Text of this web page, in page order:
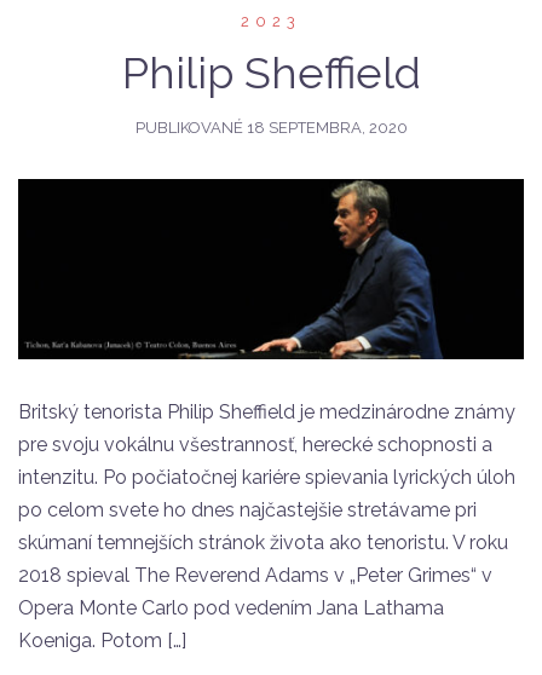
2023
Philip Sheffield
PUBLIKOVANÉ 18 SEPTEMBRA, 2020
Britský tenorista Philip Sheffield je medzinárodne známy
pre svoju vokálnu všestrannosť, herecké schopnosti a
intenzitu. Po počiatočnej kariére spievania lyrických úloh
po celom svete ho dnes najčastejšie stretávame pri
skúmaní temnejších stránok života ako tenoristu. V roku
2018 spieval The Reverend Adams v „Peter Grimes“ v
Opera Monte Carlo pod vedením Jana Lathama
Koeniga. Potom […]